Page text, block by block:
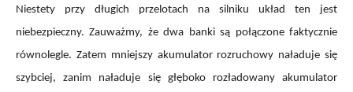
Niestety przy długich przelotach na silniku układ ten jest
niebezpieczny. Zauważmy, że dwa banki są połączone faktycznie
równolegle. Zatem mniejszy akumulator rozruchowy naładuje się
szybciej, zanim naładuje się głęboko rozładowany akumulator